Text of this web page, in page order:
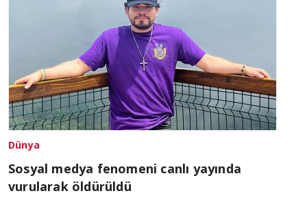
Dünya
Sosyal medya fenomeni canlı yayında
vurularak öldürüldü